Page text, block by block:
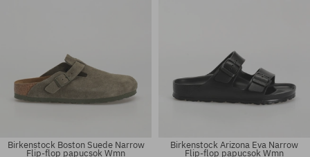
Birkenstock Boston Suede Narrow
Flip-flop papucsok Wmn
Birkenstock Arizona Eva Narrow
Flip-flop papucsok Wmn